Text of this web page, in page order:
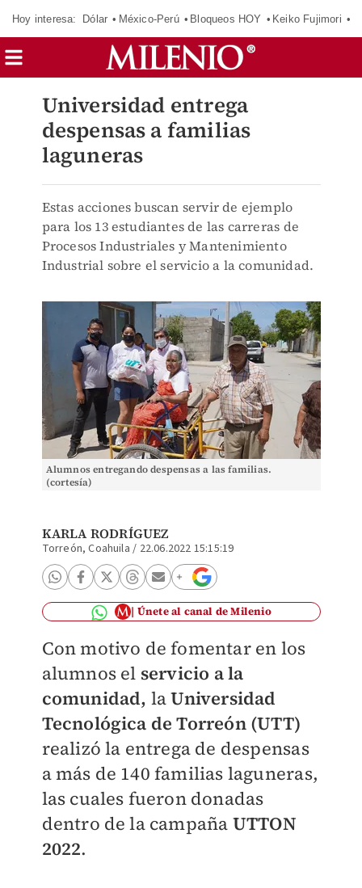
Hoy interesa: Dólar México-Perú Bloqueos HOY Keiko Fujimori
Universidad entrega
despensas a familias
laguneras
Estas acciones buscan servir de ejemplo
para los 13 estudiantes de las carreras de
Procesos Industriales y Mantenimiento
Industrial sobre el servicio a la comunidad.
Alumnos entregando despensas a las familias.
(cortesía)
KARLA RODRÍGUEZ
Torreón, Coahuila / 22.06.2022 15:15:19
Únete al canal de Milenio
Con motivo de fomentar en los
alumnos el servicio a la
comunidad, laUniversidad
Tecnológica de Torreón (UTT)
realizó la entrega de despensas
a más de 140 familias laguneras,
las cuales fueron donadas
dentro de la campaña UTTON
2022.